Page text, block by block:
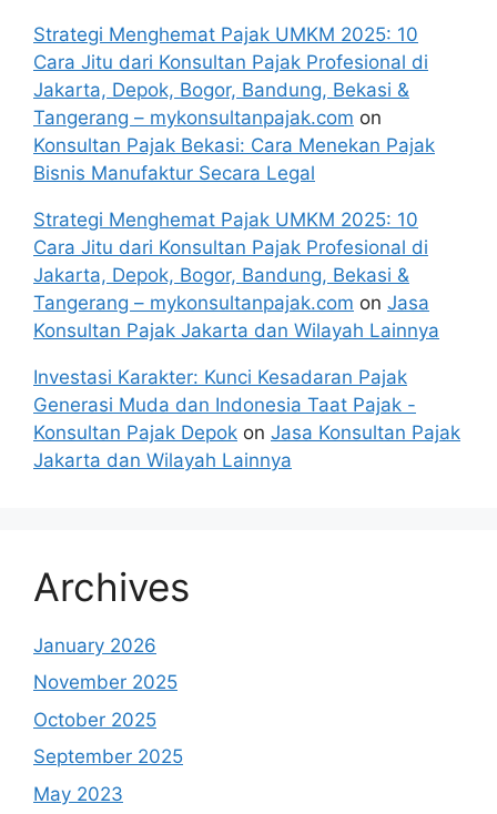
Strategi Menghemat Pajak UMKM 2025: 10
Cara Jitu dari Konsultan Pajak Profesional di
Jakarta, Depok, Bogor, Bandung, Bekasi &
Tangerang – mykonsultanpajak.com on
Konsultan Pajak Bekasi: Cara Menekan Pajak
Bisnis Manufaktur Secara Legal
Strategi Menghemat Pajak UMKM 2025: 10
Cara Jitu dari Konsultan Pajak Profesional di
Jakarta, Depok, Bogor, Bandung, Bekasi &
Tangerang – mykonsultanpajak.com on Jasa
Konsultan Pajak Jakarta dan Wilayah Lainnya
Investasi Karakter: Kunci Kesadaran Pajak
Generasi Muda dan Indonesia Taat Pajak -
Konsultan Pajak Depok on Jasa Konsultan Pajak
Jakarta dan Wilayah Lainnya
Archives
January 2026
November 2025
October 2025
September 2025
May 2023